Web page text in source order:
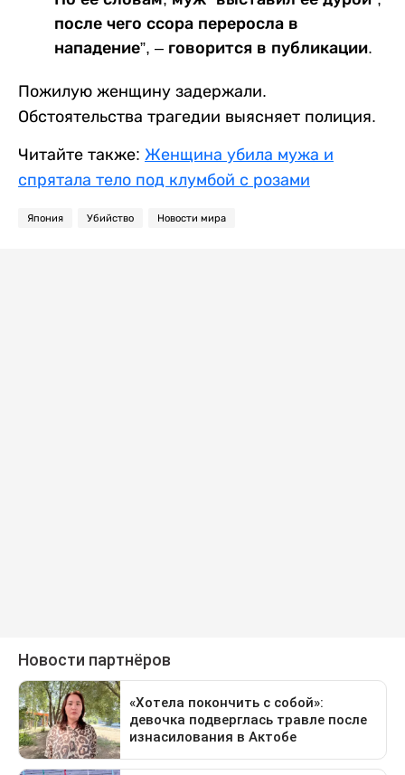
после чего ссора переросла в
нападение”, – говорится в публикации.
Пожилую женщину задержали.
Обстоятельства трагедии выясняет полиция.
Читайте также: Женщина убила мужа и
спрятала тело под клумбой с розами
Япония Убийство Новости мира